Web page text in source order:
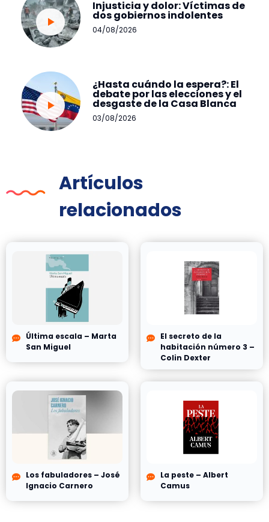
Injusticia y dolor: Víctimas de
dos gobiernos indolentes
04/08/2026
¿Hasta cuándo la espera?: El
debate por las elecciones y el
desgaste de la Casa Blanca
03/08/2026
Artículos
relacionados
Última escala – Marta
San Miguel
El secreto de la
habitación número 3 –
Colin Dexter
Los fabuladores – José
Ignacio Carnero
La peste – Albert
Camus